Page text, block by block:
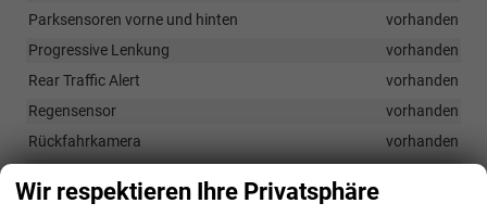
Parksensoren vorne und hinten
vorhanden
Progressive Lenkung
vorhanden
Rear Traffic Alert
vorhanden
Regensensor
vorhanden
Rückfahrkamera
vorhanden
Wir respektieren Ihre Privatsphäre